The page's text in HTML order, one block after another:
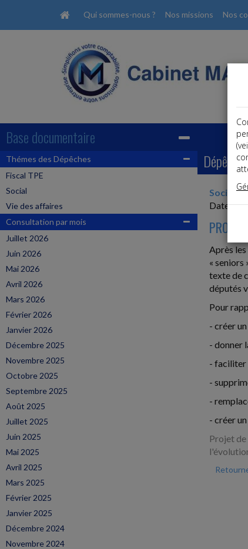
Qui sommes-nous ? Nos missions Nos
Base documentaire
Thémes des Dépêches
Fiscal TPE
Social
Vie des affaires
Consultation par mois
Juillet 2026
Juin 2026
Mai 2026
Avril 2026
Mars 2026
Février 2026
Janvier 2026
Décembre 2025
Novembre 2025
Octobre 2025
Septembre 2025
Août 2025
Juillet 2025
Juin 2025
Mai 2025
Avril 2025
Mars 2025
Février 2025
Janvier 2025
Décembre 2024
Novembre 2024
Dépêches
Social
Date:
Après
« seniors
texte de
députés
Pour
- créer
- donner
- faciliter
-
-
- créer
Projet